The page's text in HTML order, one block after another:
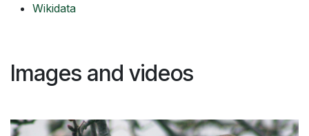
Wikidata
Images and videos